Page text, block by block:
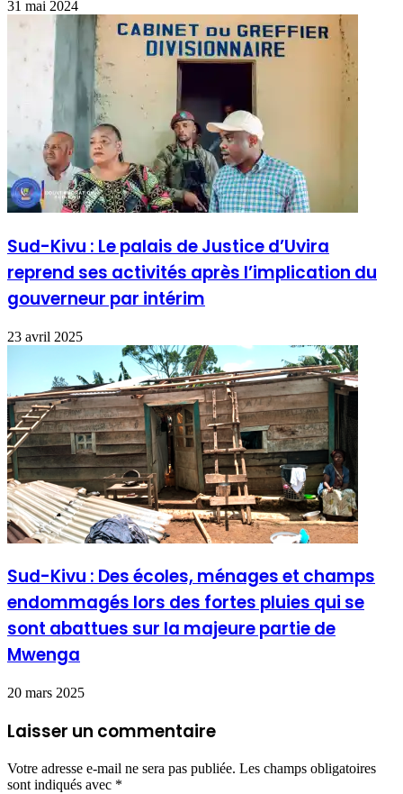
31 mai 2024
Sud-Kivu : Le palais de Justice d’Uvira
reprend ses activités après l’implication du
gouverneur par intérim
23 avril 2025
Sud-Kivu : Des écoles, ménages et champs
endommagés lors des fortes pluies qui se
sont abattues sur la majeure partie de
Mwenga
20 mars 2025
Laisser un commentaire
Votre adresse e-mail ne sera pas publiée. Les champs obligatoires
sont indiqués avec *